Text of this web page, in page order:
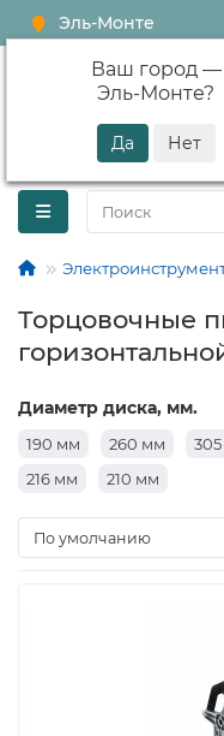
Эль-Монте
Ваш город —
Эль-Монте?
Торцовочные
Диаметр диска, мм.
190 мм 260 мм
216 мм
210 мм